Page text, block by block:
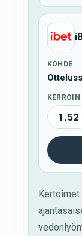
KOHDE
KERROIN
1.52
Kertoimet